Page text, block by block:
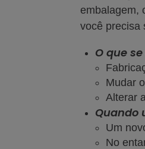
embalagem,
você precisa
O que
Mudar
Alterar
Quando
Um
No